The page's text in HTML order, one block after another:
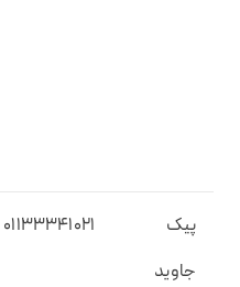
پیک
جاوید
01133341021